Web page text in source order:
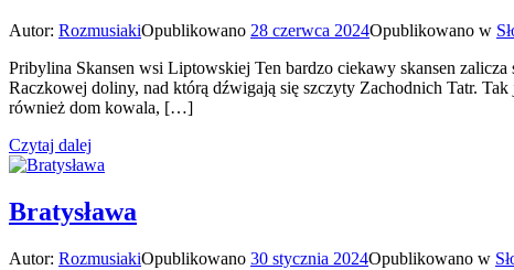
Autor: RozmusiakiOpublikowano 28 czerwca 2024Opublikowano w
Pribylina Skansen wsi Liptowskiej Ten bardzo ciekawy skansen
Raczkowej doliny, nad którą dźwigają się szczyty Zachodnich Tatr.
również dom kowala, […]
Czytaj dalej
Bratysława
Autor: RozmusiakiOpublikowano 30 stycznia 2024Opublikowano w